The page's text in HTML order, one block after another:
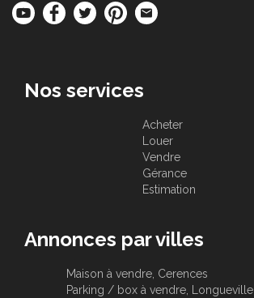
Nos services
Acheter
Louer
Vendre
Gérance
Estimation
Annonces par villes
Maison à vendre, Cerences
Parking / box à vendre, Longueville